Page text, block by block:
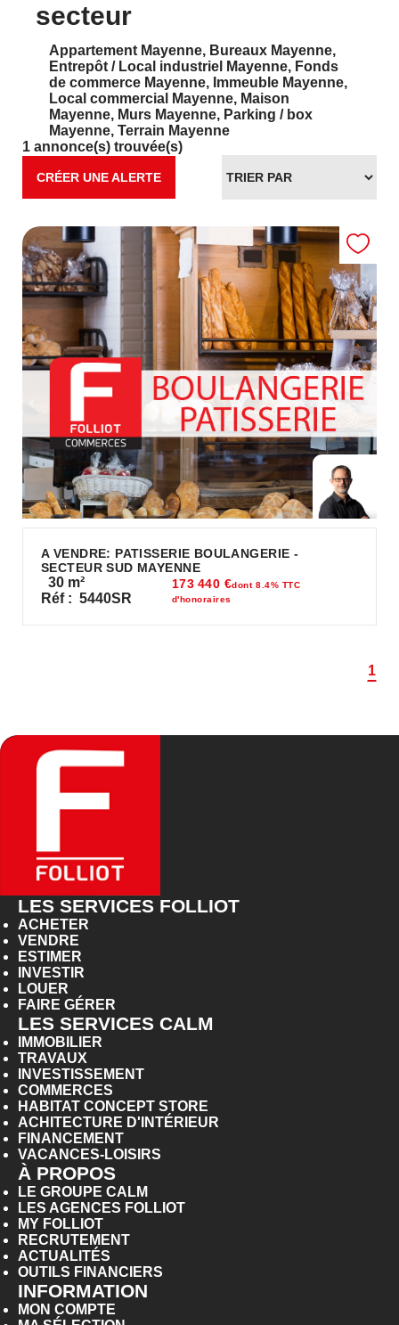
secteur
Appartement Mayenne, Bureaux Mayenne,
Entrepôt / Local industriel Mayenne, Fonds
de commerce Mayenne, Immeuble Mayenne,
Local commercial Mayenne, Maison
Mayenne, Murs Mayenne, Parking / box
Mayenne, Terrain Mayenne
1 annonce(s) trouvée(s)
CRÉER UNE ALERTE
A VENDRE: PATISSERIE BOULANGERIE -
SECTEUR SUD MAYENNE
30 m²
Réf : 5440SR
173 440 €dont 8.4% TTC
d'honoraires
1
LES SERVICES FOLLIOT
ACHETER
VENDRE
ESTIMER
INVESTIR
LOUER
FAIRE GÉRER
LES SERVICES CALM
IMMOBILIER
TRAVAUX
INVESTISSEMENT
COMMERCES
HABITAT CONCEPT STORE
ACHITECTURE D'INTÉRIEUR
FINANCEMENT
VACANCES-LOISIRS
À PROPOS
LE GROUPE CALM
LES AGENCES FOLLIOT
MY FOLLIOT
RECRUTEMENT
ACTUALITÉS
OUTILS FINANCIERS
INFORMATION
MON COMPTE